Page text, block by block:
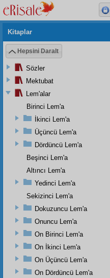
Kitaplar
Hepsini Daralt
Sözler
Mektubat
Lem'alar
Birinci Lem'a
İkinci Lem'a
Üçüncü Lem'a
Dördüncü Lem'a
Beşinci Lem'a
Altıncı Lem'a
Yedinci Lem'a
Sekizinci Lem'a
Dokuzuncu Lem'a
Onuncu Lem'a
On Birinci Lem'a
On İkinci Lem'a
On Üçüncü Lem'a
On Dördüncü Lem'a